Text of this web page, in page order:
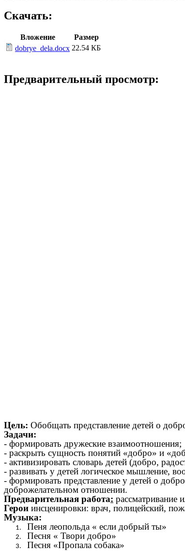
Скачать:
Вложение
Размер
dobrye_dela.docx 22.54 КБ
Предварительный просмотр:
Цель: Обобщать представление детей о
Задачи:
- формировать дружеские взаимоотношения;
- раскрыть сущность понятий «добро» и
- активизировать словарь детей (добро,
- развивать у детей логическое мышление,
- формировать представление у детей о
доброжелательном отношении.
Предварительная работа: рассматривание
Герои инсценировки: врач, полицейский,
Музыка:
Пеня леопольда « если добрый ты»
Песня « Твори добро»
Песня «Пропала собака»